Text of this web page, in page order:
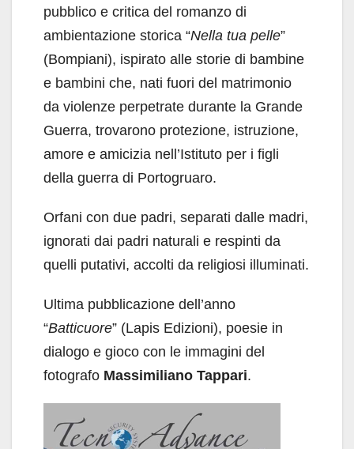
pubblico e critica del romanzo di
ambientazione storica “Nella tua pelle”
(Bompiani), ispirato alle storie di bambine
e bambini che, nati fuori del matrimonio
da violenze perpetrate durante la Grande
Guerra, trovarono protezione, istruzione,
amore e amicizia nell’Istituto per i figli
della guerra di Portogruaro.
Orfani con due padri, separati dalle madri,
ignorati dai padri naturali e respinti da
quelli putativi, accolti da religiosi illuminati.
Ultima pubblicazione dell’anno
“Batticuore” (Lapis Edizioni), poesie in
dialogo e gioco con le immagini del
fotografo Massimiliano Tappari.